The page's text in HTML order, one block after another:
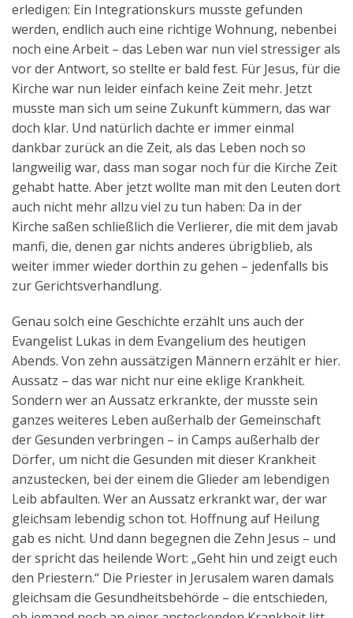
erledigen: Ein Integrationskurs musste gefunden
werden, endlich auch eine richtige Wohnung, nebenbei
noch eine Arbeit – das Leben war nun viel stressiger als
vor der Antwort, so stellte er bald fest. Für Jesus, für die
Kirche war nun leider einfach keine Zeit mehr. Jetzt
musste man sich um seine Zukunft kümmern, das war
doch klar. Und natürlich dachte er immer einmal
dankbar zurück an die Zeit, als das Leben noch so
langweilig war, dass man sogar noch für die Kirche Zeit
gehabt hatte. Aber jetzt wollte man mit den Leuten dort
auch nicht mehr allzu viel zu tun haben: Da in der
Kirche saßen schließlich die Verlierer, die mit dem javab
manfi, die, denen gar nichts anderes übrigblieb, als
weiter immer wieder dorthin zu gehen – jedenfalls bis
zur Gerichtsverhandlung.
Genau solch eine Geschichte erzählt uns auch der
Evangelist Lukas in dem Evangelium des heutigen
Abends. Von zehn aussätzigen Männern erzählt er hier.
Aussatz – das war nicht nur eine eklige Krankheit.
Sondern wer an Aussatz erkrankte, der musste sein
ganzes weiteres Leben außerhalb der Gemeinschaft
der Gesunden verbringen – in Camps außerhalb der
Dörfer, um nicht die Gesunden mit dieser Krankheit
anzustecken, bei der einem die Glieder am lebendigen
Leib abfaulten. Wer an Aussatz erkrankt war, der war
gleichsam lebendig schon tot. Hoffnung auf Heilung
gab es nicht. Und dann begegnen die Zehn Jesus – und
der spricht das heilende Wort: „Geht hin und zeigt euch
den Priestern.“ Die Priester in Jerusalem waren damals
gleichsam die Gesundheitsbehörde – die entschieden,